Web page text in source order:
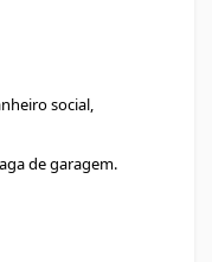
social,
de garagem.